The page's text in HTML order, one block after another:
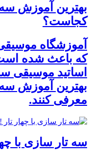
بهترین آموزش
کجاست؟
آموزشگاه
که باعث شده
اساتید موسیقی
بهترین آموزش
معرفی کنند.
سه تار سازی با